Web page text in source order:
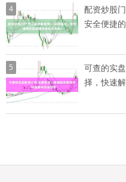
4
配资炒股
安全便捷
5
可查的实
择，快速